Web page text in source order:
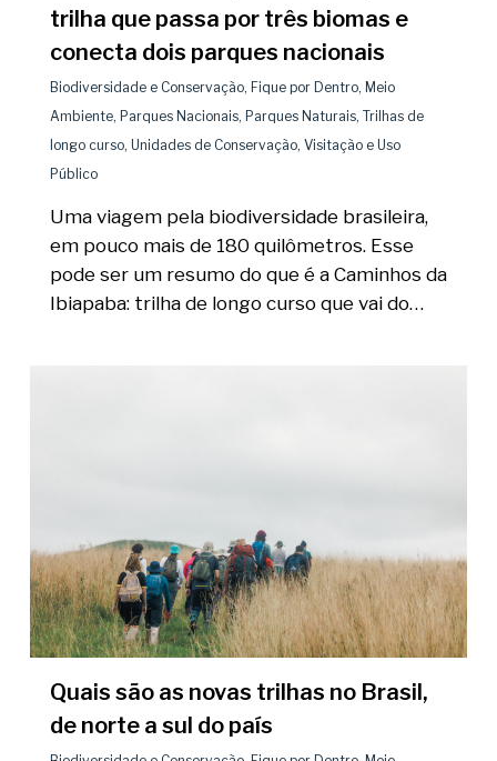
trilha que passa por três biomas e
conecta dois parques nacionais
Biodiversidade e Conservação, Fique por Dentro, Meio
Ambiente, Parques Nacionais, Parques Naturais, Trilhas de
longo curso, Unidades de Conservação, Visitação e Uso
Público
Uma viagem pela biodiversidade brasileira,
em pouco mais de 180 quilômetros. Esse
pode ser um resumo do que é a Caminhos da
Ibiapaba: trilha de longo curso que vai do…
Quais são as novas trilhas no Brasil,
de norte a sul do país